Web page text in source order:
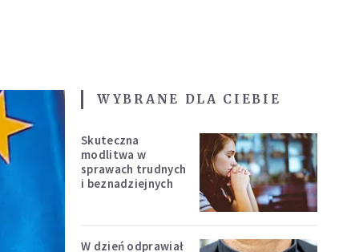
WYBRANE DLA CIEBIE
Skuteczna
modlitwa w
sprawach trudnych
i beznadziejnych
W dzień odprawiał